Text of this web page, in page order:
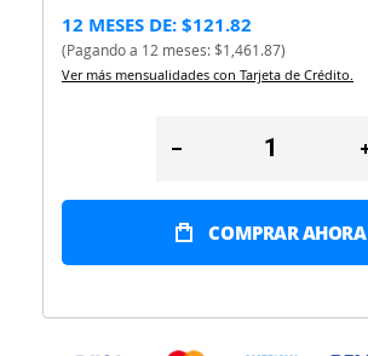
12 MESES DE: $121.82
(Pagando a 12 meses: $1,461.87)
Ver más mensualidades con Tarjeta de Crédito.
COMPRAR AHORA